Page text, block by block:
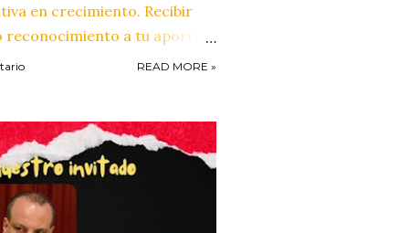
en crecimiento. Recibir
a tu aporte
será publicada en
la identidad, la memoria y
Tu arte también cuenta
deja huella.
es 100% gratuita. ...
READ MORE »